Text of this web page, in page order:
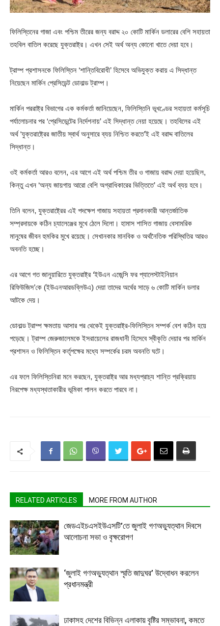
ফিলিস্তিনের গাজা এবং পশ্চিম তীরের জন্য বরাদ্দ ২০ কোটি মার্কিন ডলারের বেশি সহায়তা
তহবিল বাতিল করেছে যুক্তরাষ্ট্র। এখন সেই অর্থ অন্য কোনো খাতে দেয়া হবে।
ট্রাম্প প্রশাসনকে ফিলিস্তিন ‘শান্তিবিরোধী’ হিসেবে অভিযুক্ত করায় এ সিদ্ধান্ত
নিয়েছেন মার্কিন প্রেসিডেন্ট ডোনাল্ড ট্রাম্প।
মার্কিন পররাষ্ট্র বিভাগের এক কর্মকর্তা জানিয়েছেন, ফিলিস্তিনি ভূখণ্ডের সহায়তা কর্মসূচি
পর্যালোচনার পর ‘প্রেসিডেন্টের নির্দেশনায়’ এই সিদ্ধান্ত নেয়া হয়েছে। তহবিলের এই
অর্থ ‘যুক্তরাষ্ট্রের জাতীয় স্বার্থ অনুসারে ব্যয় নিশ্চিত করতে’ই এই বরাদ্দ বাতিলের
সিদ্ধান্ত।
ওই কর্মকর্তা আরও বলেন, এর আগে এই অর্থ পশ্চিম তীর ও গাজায় বরাদ্দ দেয়া হয়েছিল,
কিন্তু এখন ‘অন্য জায়গায় আরো বেশি অগ্রাধিকারের ভিত্তিতে’ এই অর্থ ব্যয় হবে।
তিনি বলেন, যুক্তরাষ্ট্রের এই পদক্ষেপ গাজায় সহায়তা প্রদানকারী আন্তর্জাতিক
সম্প্রদায়কে কঠিন চ্যালেঞ্জের মুখে ঠেলে দিলো। হামাস শাসিত গাজায় বেসামরিক
মানুষের জীবন হুমকির মুখে রয়েছে। সেখানকার মানবিক ও অর্থনৈতিক পরিস্থিতির আরও
অবনতি হচ্ছে।
এর আগে গত ‍জানুয়ারিতে যুক্তরাষ্ট্র ‘ইউএন এজেন্সি ফর প্যালেস্টাইনিয়ান
রিফিউজিস’কে (ইউএনআরডব্লিউএ) দেয়া তাদের অর্থের সাড়ে ৬ কোটি মার্কিন ডলার
আটকে দেয়।
ডোনাল্ড ট্রাম্প ক্ষমতায় আসার পর থেকেই যুক্তরাষ্ট্র-ফিলিস্তিন সম্পর্ক বেশ কঠিন হয়ে
পড়েছে। ট্রাম্প জেরুজালেমকে ইসরায়েলের রাজধানী হিসেবে স্বীকৃতি দেয়ার পর মার্কিন
প্রশাসন ও ফিলিস্তিন কর্তৃপক্ষের মধ্যে সম্পর্কের চরম অবনতি ঘটে।
এর ফলে ফিলিস্তিনিরা মনে করছেন, যুক্তরাষ্ট্র আর মধ্যপ্রাচ্য শান্তি প্রক্রিয়ায়
নিরপেক্ষ মধ্যস্থতাকারীর ভূমিকা পালন করতে পারবে না।
RELATED ARTICLES MORE FROM AUTHOR
জেডএইচএসইউএসটি’তে জুলাই গণঅভ্যুত্থান দিবসে
আলোচনা সভা ও বৃক্ষরোপণ
‘জুলাই গণঅভ্যুত্থান স্মৃতি জাদুঘর’ উদ্বোধন করলেন
প্রধানমন্ত্রী
ঢাকাসহ দেশের বিভিন্ন এলাকায় বৃষ্টির সম্ভাবনা, কমতে